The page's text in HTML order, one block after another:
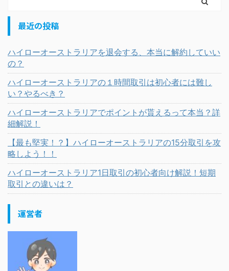
最近の投稿
ハイローオーストラリアを退会する、本当に解約していい
の？
ハイローオーストラリアの１時間取引は初心者には難し
い？やるべき？
ハイローオーストラリアでポイントが貰えるって本当？詳
細解説！
【最も堅実！？】ハイローオーストラリアの15分取引を攻
略しよう！！
ハイローオーストラリア1日取引の初心者向け解説！短期
取引との違いは？
運営者